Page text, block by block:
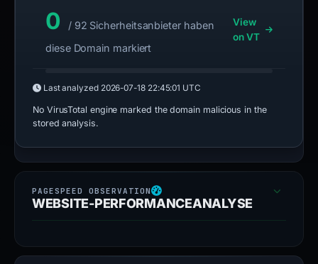
0
/ 92 Sicherheitsanbieter haben
diese Domain markiert
View
on VT
Last analyzed 2026-07-18 22:45:01 UTC
No VirusTotal engine marked the domain malicious in the
stored analysis.
WEBSITE-PERFORMANCEANALYSE